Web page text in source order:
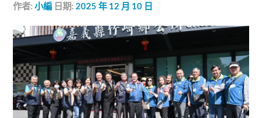
作者:小編 日期: 2025 年 12 月 10 日